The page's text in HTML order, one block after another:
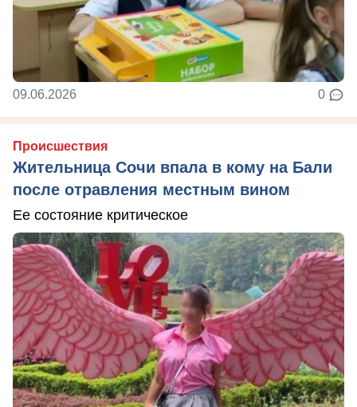
09.06.2026 0
Происшествия
Жительница Сочи впала в кому на Бали
после отравления местным вином
Ее состояние критическое